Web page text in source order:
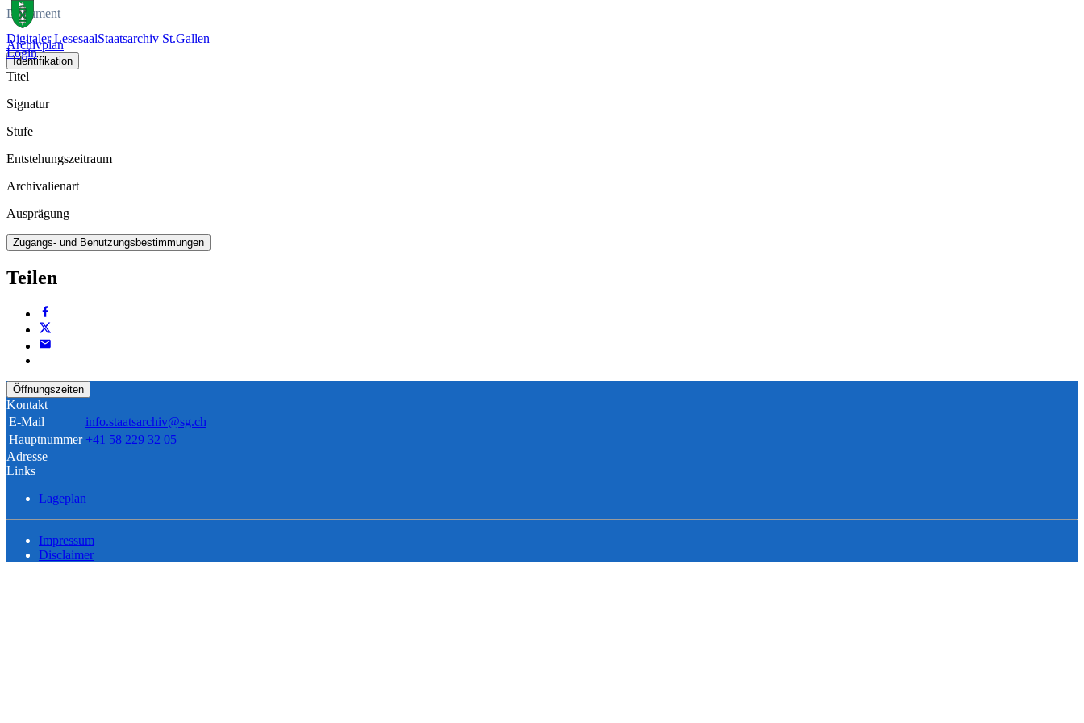
Digitaler LesesaalStaatsarchiv St.Gallen
Login
Dokument
Archivplan
Identifikation
Titel
Signatur
Stufe
Entstehungszeitraum
Archivalienart
Ausprägung
Zugangs- und Benutzungsbestimmungen
Teilen
Öffnungszeiten
Kontakt
E-Mail
info.staatsarchiv@sg.ch
Hauptnummer +41 58 229 32 05
Adresse
Links
Lageplan
Impressum
Disclaimer